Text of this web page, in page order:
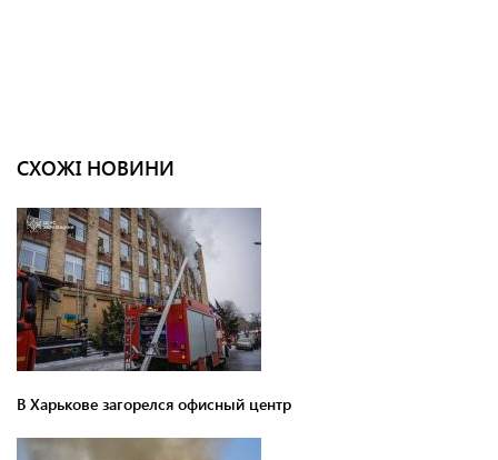
СХОЖІ НОВИНИ
В Харькове загорелся офисный центр